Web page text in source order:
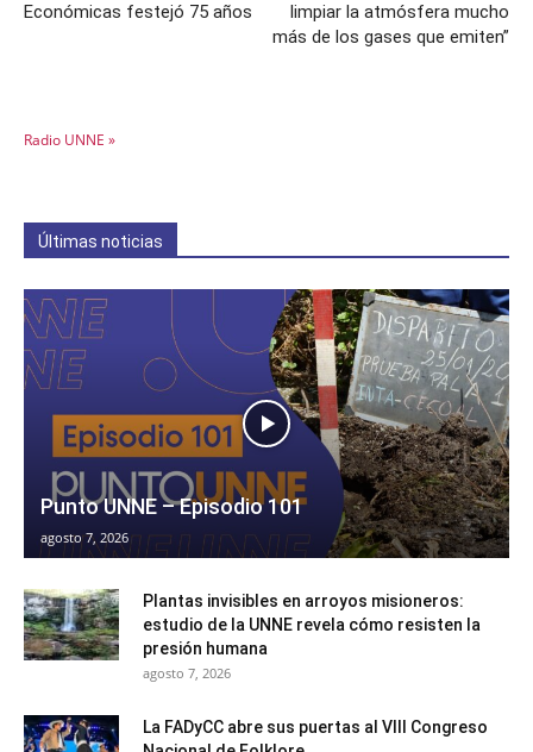
Económicas festejó 75 años
limpiar la atmósfera mucho
más de los gases que emiten”
Radio UNNE »
Últimas noticias
Punto UNNE – Episodio 101
agosto 7, 2026
Plantas invisibles en arroyos misioneros:
estudio de la UNNE revela cómo resisten la
presión humana
agosto 7, 2026
La FADyCC abre sus puertas al VIII Congreso